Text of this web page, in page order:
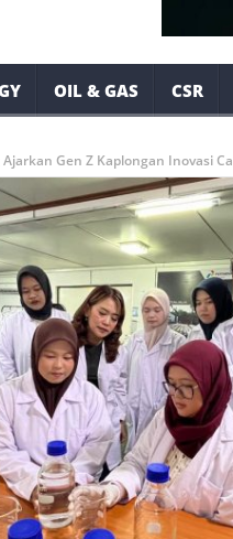
OIL & GAS CSR
Gen Z Kaplongan Inovasi